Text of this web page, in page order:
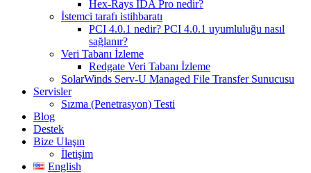
Hex-Rays IDA Pro nedir?
İstemci tarafı istihbaratı
PCI 4.0.1 nedir? PCI 4.0.1 uyumluluğu nasıl
sağlanır?
Veri Tabanı İzleme
Redgate Veri Tabanı İzleme
SolarWinds Serv-U Managed File Transfer Sunucusu
Servisler
Sızma (Penetrasyon) Testi
Blog
Destek
Bize Ulaşın
İletişim
English